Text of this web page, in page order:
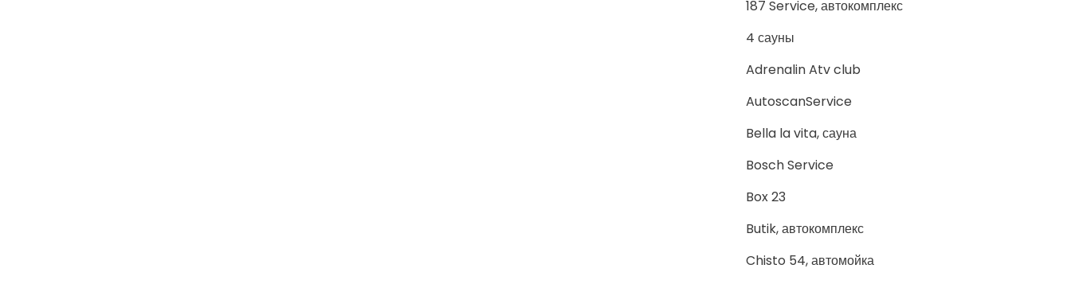
187 Service, автокомплекс
4 сауны
Adrenalin Atv club
AutoscanService
Bella la vita, сауна
Bosch Service
Box 23
Butik, автокомплекс
Chisto 54, автомойка